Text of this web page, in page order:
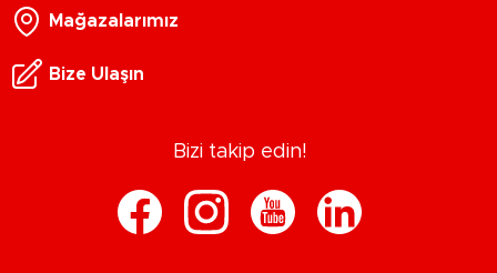
Mağazalarımız
Bize Ulaşın
Bizi takip edin!